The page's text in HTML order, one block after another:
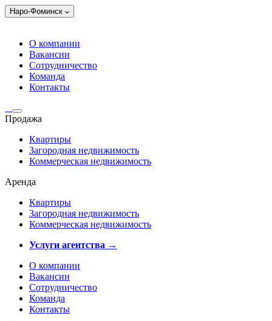
Наро-Фоминск
О компании
Вакансии
Сотрудничество
Команда
Контакты
Продажа
Квартиры
Загородная недвижимость
Коммерческая недвижимость
Аренда
Квартиры
Загородная недвижимость
Коммерческая недвижимость
Услуги агентства →
О компании
Вакансии
Сотрудничество
Команда
Контакты